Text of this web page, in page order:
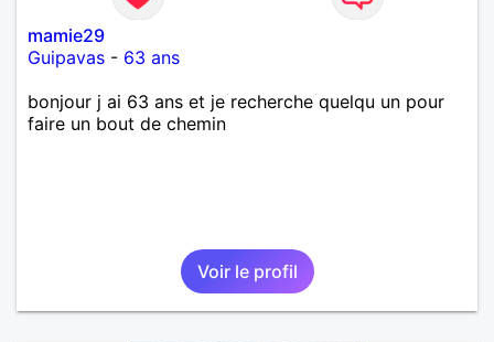
mamie29
Guipavas - 63 ans
bonjour j ai 63 ans et je recherche quelqu un pour
faire un bout de chemin
Voir le profil